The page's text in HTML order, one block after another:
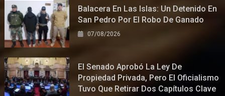
Balacera En Las Islas: Un Detenido En
San Pedro Por El Robo De Ganado
07/08/2026
El Senado Aprobó La Ley De
Propiedad Privada, Pero El Oficialismo
Tuvo Que Retirar Dos Capítulos Clave